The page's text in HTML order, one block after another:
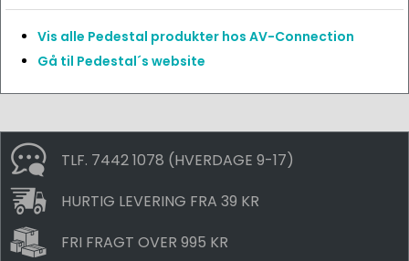
Vis alle Pedestal produkter hos AV-Connection
Gå til Pedestal´s website
TLF. 7442 1078 (HVERDAGE 9-17)
HURTIG LEVERING FRA 39 KR
FRI FRAGT OVER 995 KR